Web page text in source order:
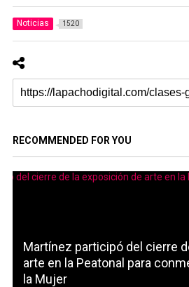
Noticias 1520
RECOMMENDED FOR YOU
Martínez participó del cierre
arte en la Peatonal para
la Mujer